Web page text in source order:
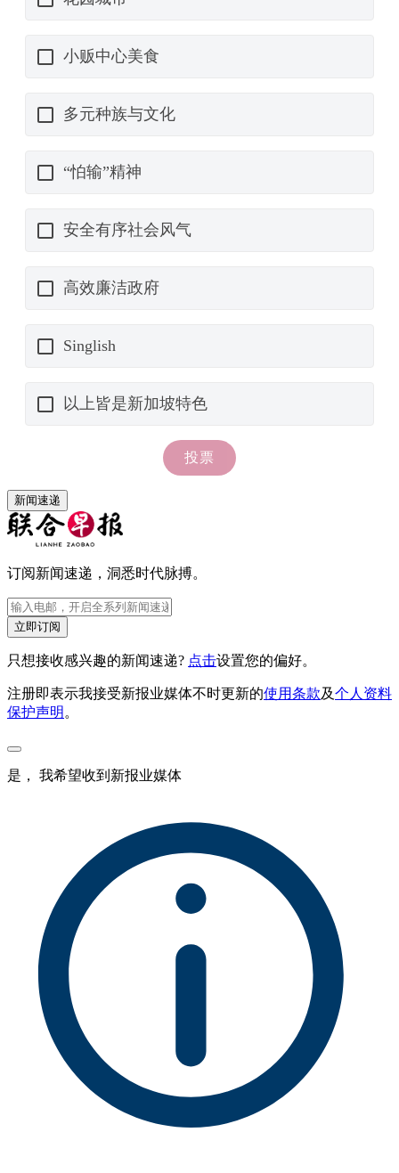
新闻速递
订阅新闻速递，洞悉时代脉搏。
立即订阅
只想接收感兴趣的新闻速递? 点击设置您的偏好。
注册即表示我接受新报业媒体不时更新的使用条款及个人资料
保护声明 。
是， 我希望收到新报业媒体